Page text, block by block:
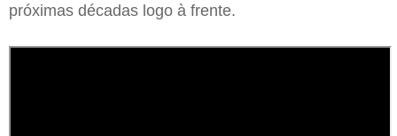
próximas décadas logo à frente.